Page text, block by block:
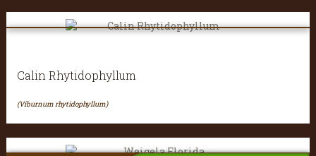
Calin Rhytidophyllum
(Viburnum rhytidophyllum)